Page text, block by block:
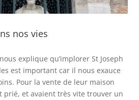
nos vies
explique qu’implorer St Joseph
est important car il nous exauce
Pour la vente de leur maison
prié, et avaient très vite trouver un